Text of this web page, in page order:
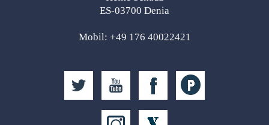
ES-03700 Denia
Mobil: +49 176 40022421